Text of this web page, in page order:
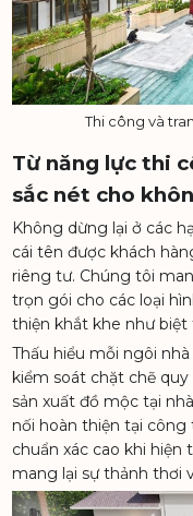
Thi công và
Từ năng lực thi
sắc nét cho
Không dừng lại ở các
cái tên được khách
riêng tư. Chúng tôi
trọn gói cho các loại
thiện khắt khe như biệt
Thấu hiểu mỗi ngôi
kiểm soát chặt chẽ
sản xuất đồ mộc tại
nối hoàn thiện tại
chuẩn xác cao khi hiện
mang lại sự thảnh thơi